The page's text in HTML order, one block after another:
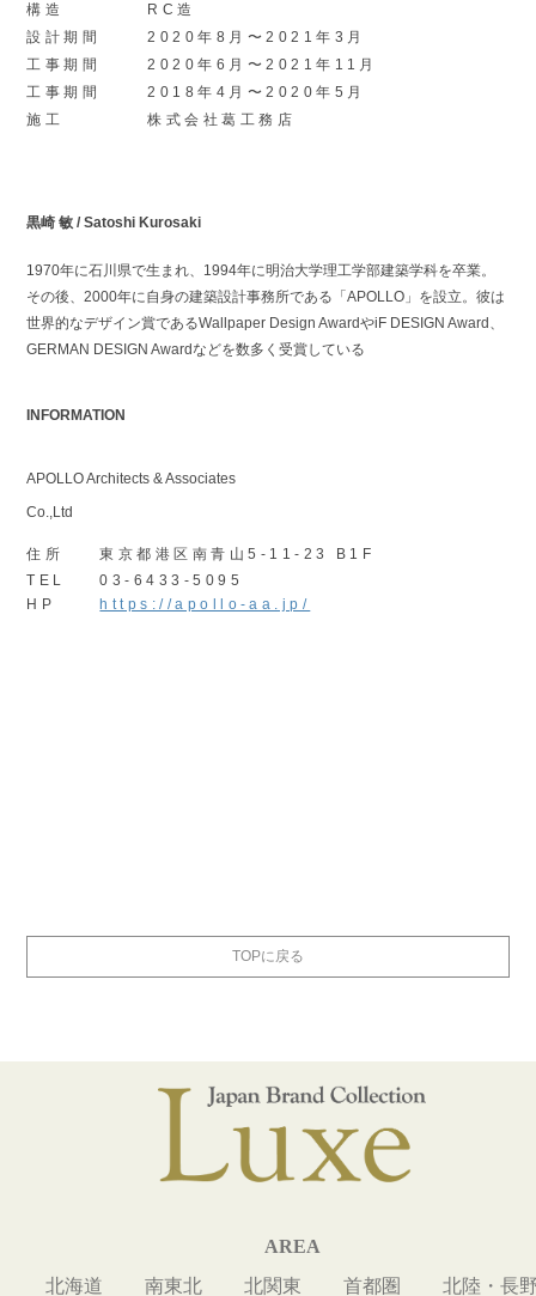
構造
RC造
設計期間
2020年8月〜2021年3月
工事期間
2020年6月〜2021年11月
工事期間
2018年4月〜2020年5月
施工
株式会社葛工務店
黒崎 敏 / Satoshi Kurosaki
1970年に石川県で生まれ、1994年に明治大学理工学部建築学科を卒業。
その後、2000年に自身の建築設計事務所である「APOLLO」を設立。彼は
世界的なデザイン賞であるWallpaper Design AwardやiF DESIGN Award、
GERMAN DESIGN Awardなどを数多く受賞している
INFORMATION
APOLLO Architects & Associates
Co.,Ltd
住所
東京都港区南青山5-11-23 B1F
TEL
03-6433-5095
HP
https://apollo-aa.jp/
TOPに戻る
AREA
北海道
南東北 北関東 首都圏 北陸・長